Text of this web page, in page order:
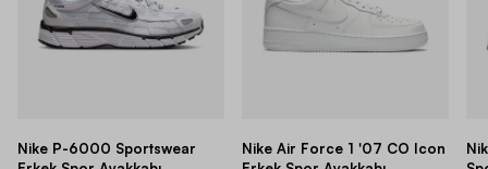
Nike P-6000 Sportswear
Nike Air Force 1 '07 CO Icon